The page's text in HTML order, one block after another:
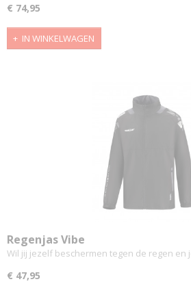
€ 74,95
IN WINKELWAGEN
Regenjas Vibe
Wil jij jezelf beschermen tegen de regen
€ 47,95